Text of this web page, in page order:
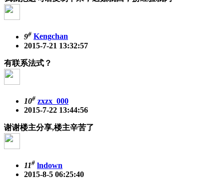
9# Kengchan
2015-7-21 13:32:57
有联系法式？
10# zxzx_000
2015-7-22 13:44:56
谢谢楼主分享,楼主辛苦了
11# lndown
2015-8-5 06:25:40